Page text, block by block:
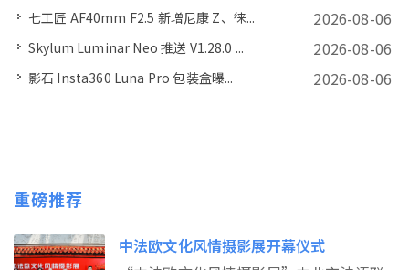
七工匠 AF40mm F2.5 新增尼康 Z、徕... 2026-08-06
Skylum Luminar Neo 推送 V1.28.0 ... 2026-08-06
影石 Insta360 Luna Pro 包装盒曝... 2026-08-06
重磅推荐
中法欧文化风情摄影展开幕仪式